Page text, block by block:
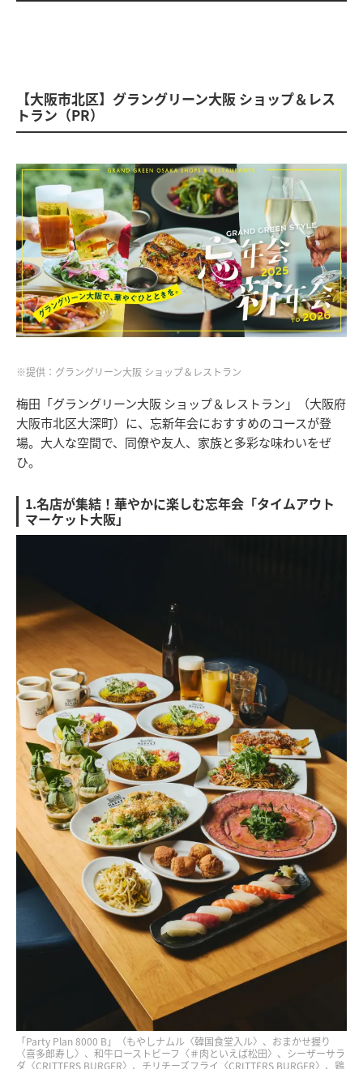
【大阪市北区】グラングリーン大阪 ショップ＆レス
トラン（PR）
※提供：グラングリーン大阪 ショップ＆レストラン
梅田「グラングリーン大阪 ショップ＆レストラン」（大阪府
大阪市北区大深町）に、忘新年会におすすめのコースが登
場。大人な空間で、同僚や友人、家族と多彩な味わいをぜ
ひ。
1.名店が集結！華やかに楽しむ忘年会「タイムアウト
マーケット大阪」
「Party Plan 8000 B」（もやしナムル〈韓国食堂入ル〉、おまかせ握り
〈喜多郎寿し〉、和牛ローストビーフ〈＃肉といえば松田〉、シーザーサラ
ダ〈CRITTERS BURGER〉、チリチーズフライ〈CRITTERS BURGER〉、鶏